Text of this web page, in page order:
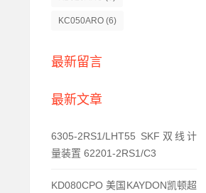
KC050ARO (6)
最新留言
最新文章
6305-2RS1/LHT55 SKF双线计
量装置 62201-2RS1/C3
KD080CPO 美国KAYDON凯顿超